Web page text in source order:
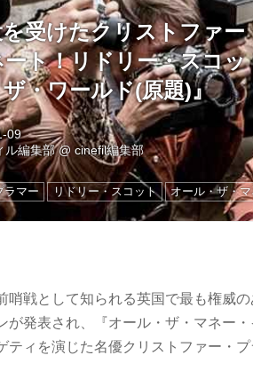
受けたクリストファ
ト！リドリー・スコ
・ワールド(原題)』
09
ル編集部@cinefil編集部
ラマー リドリー・スコット オール・ザ・
哨戦として知られる英国で最も権威
が発表され、『オール・ザ・マネー
ティを演じた名優クリストファー・